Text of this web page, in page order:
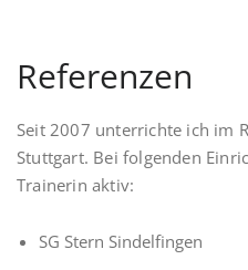
Referenzen
Seit 2007 unterrichte ich im
Stuttgart. Bei folgenden
Trainerin aktiv:
SG Stern Sindelfingen